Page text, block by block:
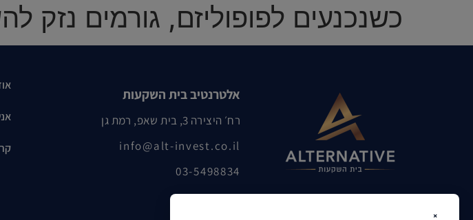
כשנכנעים לפופוליזם, גורמים נזק
אלטרנטיב בית השקעות
רח׳ היצירה 3, בית שאפ, רמת גן
info@alt-invest.co.il
03-5498834
×